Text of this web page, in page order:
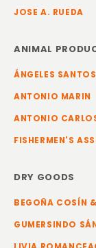
JOSE A. RUEDA
ANIMAL
ÁNGELES
ANTONIO MARIN
ANTONIO
FISHERMEN'S
DRY GOODS
BEGOÑA COSÍN
GUMERSINDO